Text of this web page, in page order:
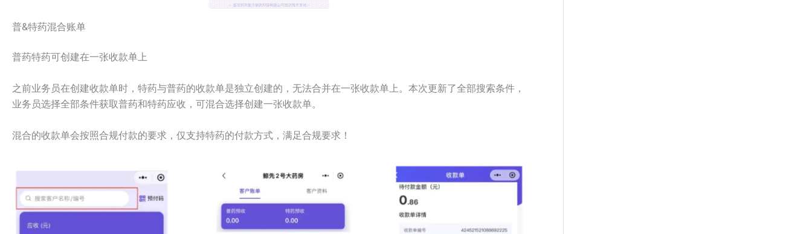
普&特药混合账单
普药特药可创建在一张收款单上
之前业务员在创建收款单时，特药与普药的收款单是独立创建的，无法合并在一张收款单上。本次更新了全部搜索条件，
业务员选择全部条件获取普药和特药应收，可混合选择创建一张收款单。
混合的收款单会按照合规付款的要求，仅支持特药的付款方式，满足合规要求！